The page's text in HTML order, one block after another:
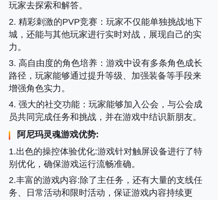
玩家去探索和解答。
2. 精彩刺激的PVP竞赛 ：玩家不仅能单独挑战地下
城，还能与其他玩家进行实时对战，展现自己的实
力。
3. 高自由度的角色培养 ：游戏中设有多条角色成长
路径，玩家能够通过提升等级、加强装备等手段来
增强角色实力。
4. 强大的社交功能：玩家能够加入公会，与公会成
员共同完成任务和挑战，并在游戏中结识新朋友。
阿尼玛灵魂游戏优势:
1.出色的操控体验优化:游戏针对触屏设备进行了特
别优化，确保游戏运行流畅准确。
2.丰富的游戏内容:除了主任务，还有大量的支线任
务、日常活动和限时活动，保证游戏内容持续更